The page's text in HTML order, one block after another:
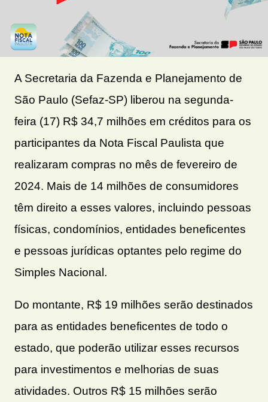
A Secretaria da Fazenda e Planejamento de
São Paulo (Sefaz-SP) liberou na segunda-
feira (17) R$ 34,7 milhões em créditos para os
participantes da Nota Fiscal Paulista que
realizaram compras no mês de fevereiro de
2024. Mais de 14 milhões de consumidores
têm direito a esses valores, incluindo pessoas
físicas, condomínios, entidades beneficentes
e pessoas jurídicas optantes pelo regime do
Simples Nacional.
Do montante, R$ 19 milhões serão destinados
para as entidades beneficentes de todo o
estado, que poderão utilizar esses recursos
para investimentos e melhorias de suas
atividades. Outros R$ 15 milhões serão